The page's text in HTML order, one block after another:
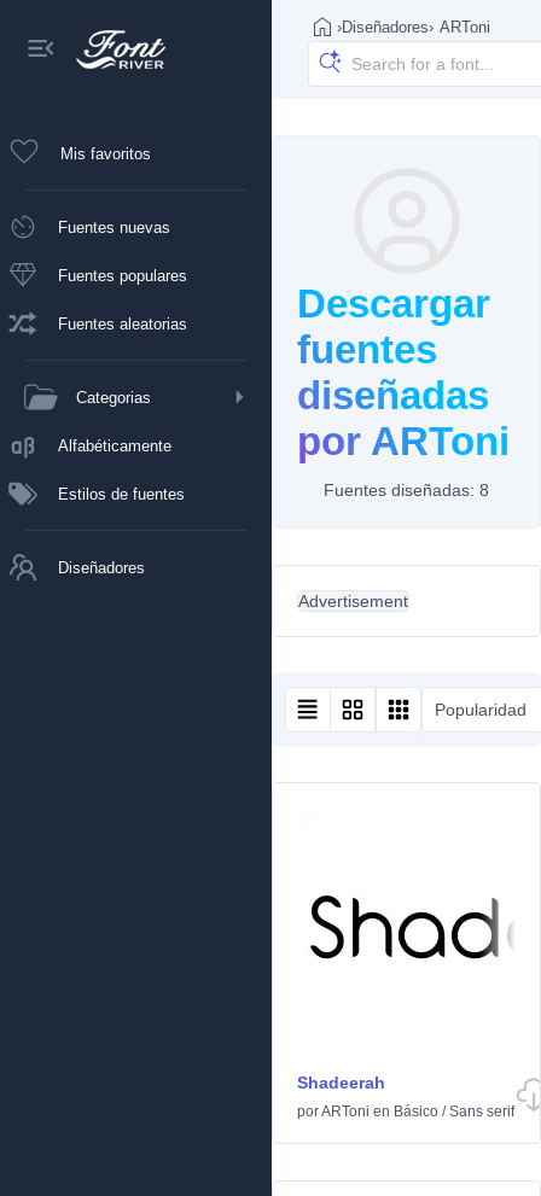
Mis favoritos
Fuentes nuevas
Fuentes populares
Fuentes aleatorias
Categorias
Alfabéticamente
Estilos de fuentes
Diseñadores
›Diseñadores› ARToni
Descargar
fuentes
diseñadas
por ARToni
Fuentes diseñadas: 8
Advertisement
Popularidad
Shadeerah
porARToni en Básico /Sans serif